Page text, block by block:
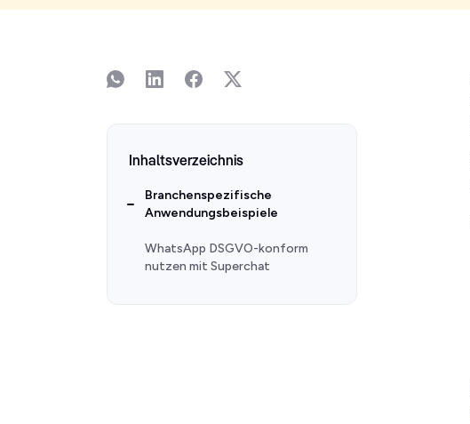
Inhaltsverzeichnis
Branchenspezifische
Anwendungsbeispiele
WhatsApp DSGVO-konform
nutzen mit Superchat